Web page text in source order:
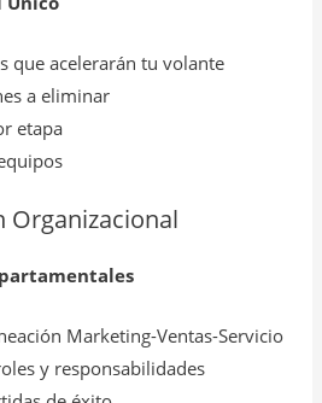
que acelerarán tu volante
a eliminar
etapa
Organizacional
Marketing-Ventas-Servicio
y responsabilidades